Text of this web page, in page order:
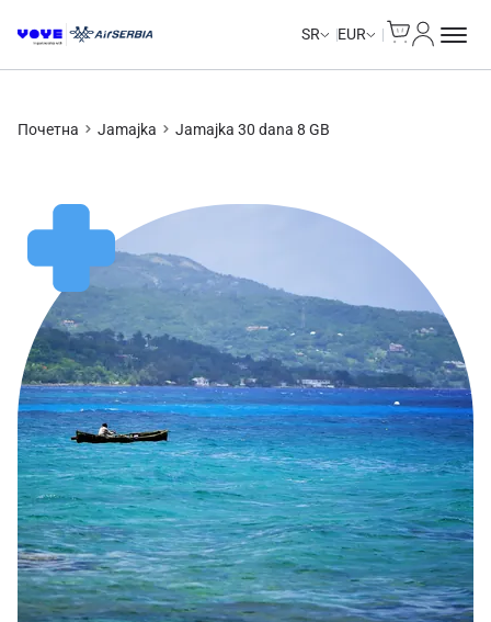
SR EUR
Почетна Jamajka Jamajka 30 dana 8 GB